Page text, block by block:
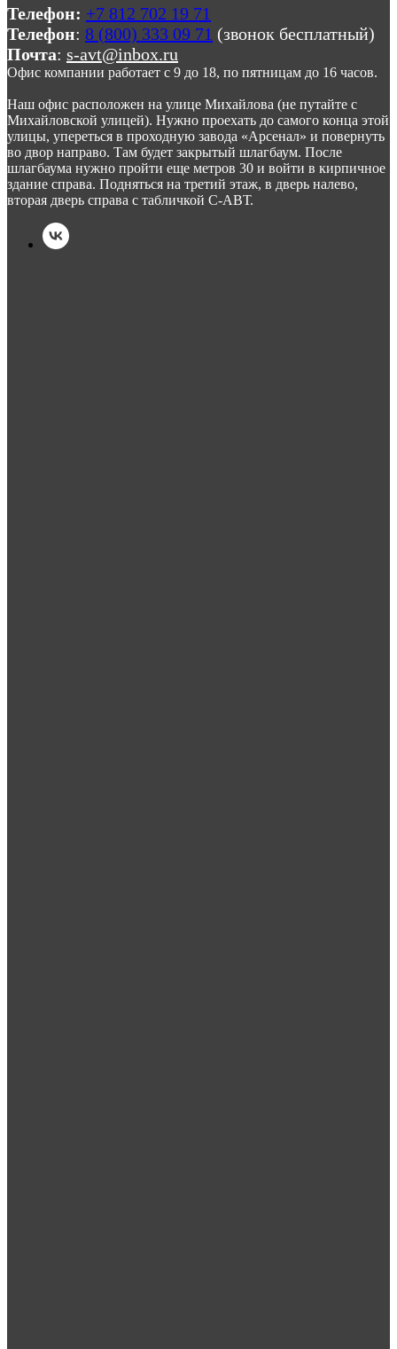
Телефон: +7 812 702 19 71
Телефон: 8 (800) 333 09 71 (звонок бесплатный)
Почта: s-avt@inbox.ru
Офис компании работает с 9 до 18, по пятницам до 16 часов.
Наш офис расположен на улице Михайлова (не путайте с
Михайловской улицей). Нужно проехать до самого конца этой
улицы, упереться в проходную завода «Арсенал» и повернуть
во двор направо. Там будет закрытый шлагбаум. После
шлагбаума нужно пройти еще метров 30 и войти в кирпичное
здание справа. Подняться на третий этаж, в дверь налево,
вторая дверь справа с табличкой С-АВТ.